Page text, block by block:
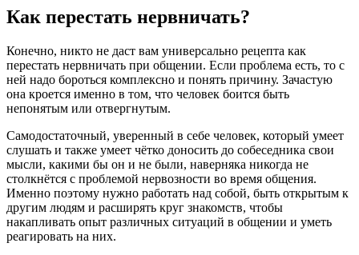
Как перестать нервничать?
Конечно, никто не даст вам универсально рецепта как
перестать нервничать при общении. Если проблема есть, то с
ней надо бороться комплексно и понять причину. Зачастую
она кроется именно в том, что человек боится быть
непонятым или отвергнутым.
Самодостаточный, уверенный в себе человек, который умеет
слушать и также умеет чётко доносить до собеседника свои
мысли, какими бы он и не были, наверняка никогда не
столкнётся с проблемой нервозности во время общения.
Именно поэтому нужно работать над собой, быть открытым к
другим людям и расширять круг знакомств, чтобы
накапливать опыт различных ситуаций в общении и уметь
реагировать на них.